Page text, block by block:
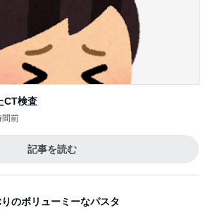
CT検査
間前
記事を読む
のボリューミーなパスタ